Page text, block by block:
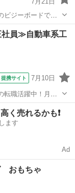
ビジーボードで
な傷、汚れは見受
員≫自動車系工
提携サイト 7月10日
職活躍中！月収
OK！寮費はずっと
まで無料送迎あり
く売れるかも❗️
ます
Ad
おもちゃ